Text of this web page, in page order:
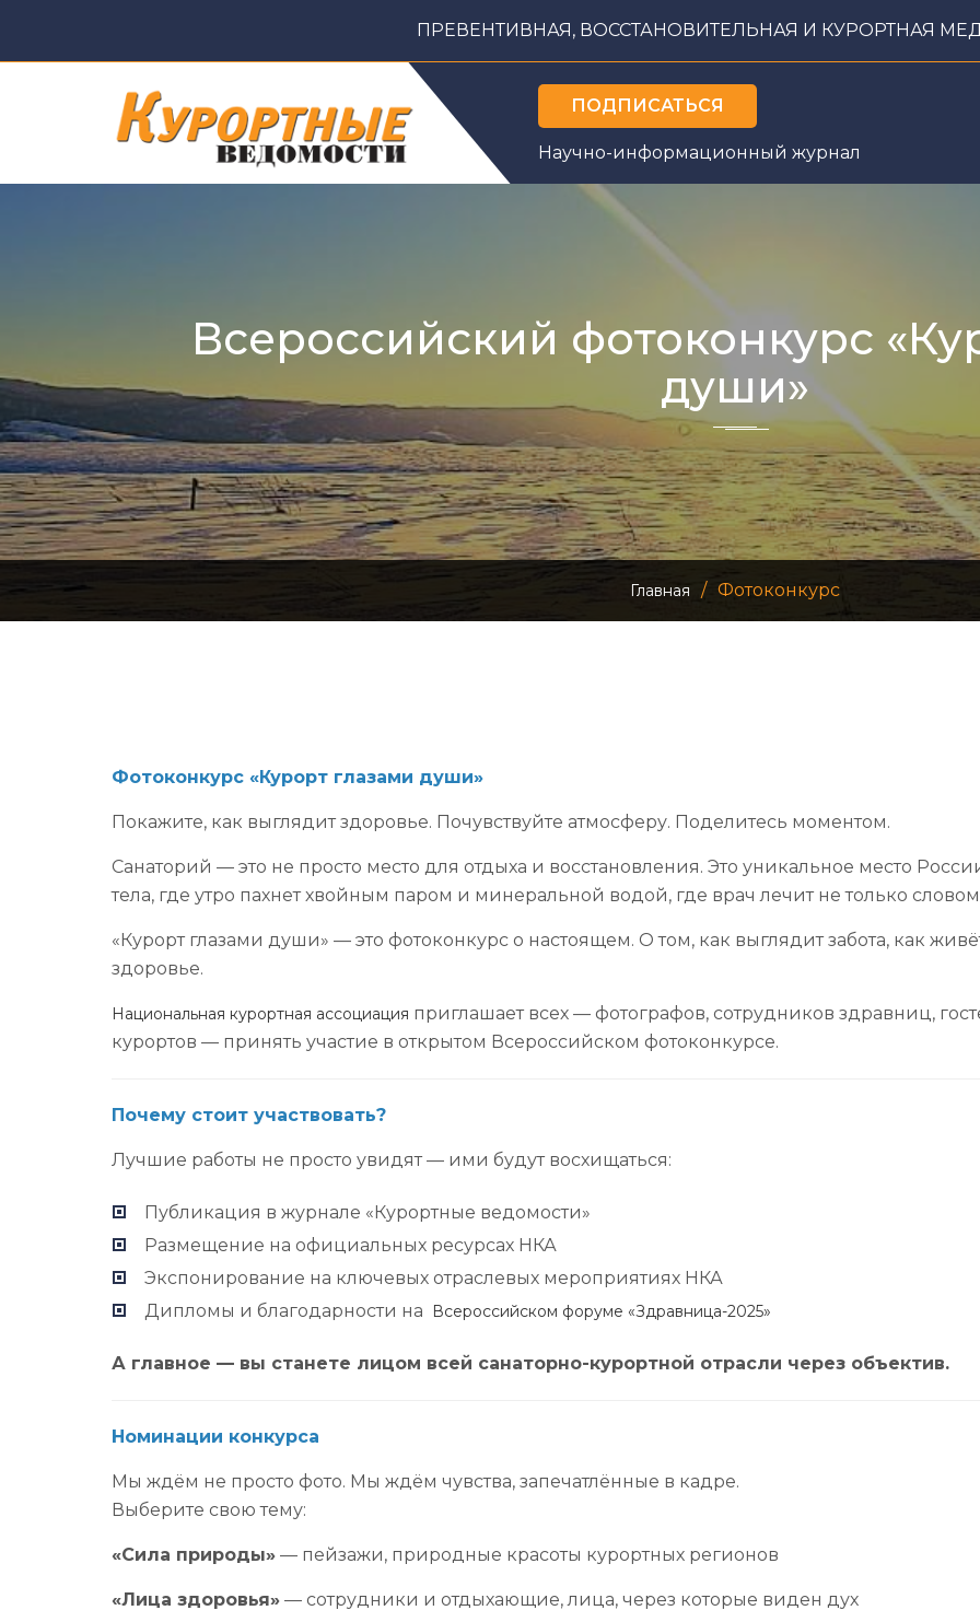
ПРЕВЕНТИВНАЯ, ВОССТАНОВИТЕЛЬНАЯ И КУРОРТНАЯ
ПОДПИСАТЬСЯ
Научно-информационный журнал
ФОТОКОНКУРС
Всероссийский фотоконкурс
души»
Главная / Фотоконкурс
Фотоконкурс «Курорт глазами души»
Покажите, как выглядит здоровье. Почувствуйте атмосферу. Поделитесь моментом.
Санаторий — это не просто место для отдыха и восстановления. Это уникальное место
тела, где утро пахнет хвойным паром и минеральной водой, где врач лечит не только
«Курорт глазами души» — это фотоконкурс о настоящем. О том, как выглядит забота, как
здоровье.
Национальная курортная ассоциация приглашает всех — фотографов, сотрудников здравниц,
курортов — принять участие в открытом Всероссийском фотоконкурсе.
Почему стоит участвовать?
Лучшие работы не просто увидят — ими будут восхищаться:
Публикация в журнале «Курортные ведомости»
Размещение на официальных ресурсах НКА
Экспонирование на ключевых отраслевых мероприятиях НКА
Дипломы и благодарности на
Всероссийском форуме «Здравница-2025»
А главное — вы станете лицом всей санаторно-курортной отрасли через объектив.
Номинации конкурса
Мы ждём не просто фото. Мы ждём чувства, запечатлённые в кадре.
Выберите свою тему:
«Сила природы» — пейзажи, природные красоты курортных регионов
«Лица здоровья» — сотрудники и отдыхающие, лица, через которые виден дух